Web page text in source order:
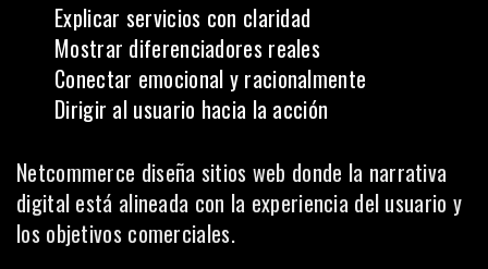
Explicar servicios con claridad
Mostrar diferenciadores reales
Conectar emocional y racionalmente
Dirigir al usuario hacia la acción
Netcommerce diseña sitios web donde la narrativa
digital está alineada con la experiencia del usuario y
los objetivos comerciales.